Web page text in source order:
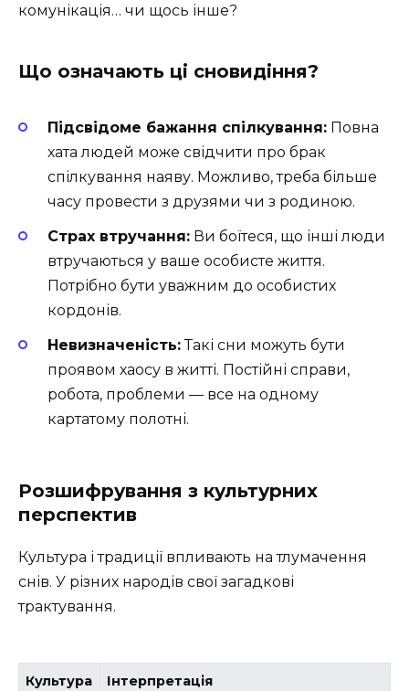
комунікація… чи щось інше?
Що означають ці сновидіння?
Підсвідоме бажання спілкування: Повна
хата людей може свідчити про брак
спілкування наяву. Можливо, треба більше
часу провести з друзями чи з родиною.
Страх втручання: Ви боїтеся, що інші люди
втручаються у ваше особисте життя.
Потрібно бути уважним до особистих
кордонів.
Невизначеність:Такі сни можуть бути
проявом хаосу в житті. Постійні справи,
робота, проблеми — все на одному
картатому полотні.
Розшифрування з культурних
перспектив
Культура і традиції впливають на тлумачення
снів. У різних народів свої загадкові
трактування.
Культура Інтерпретація